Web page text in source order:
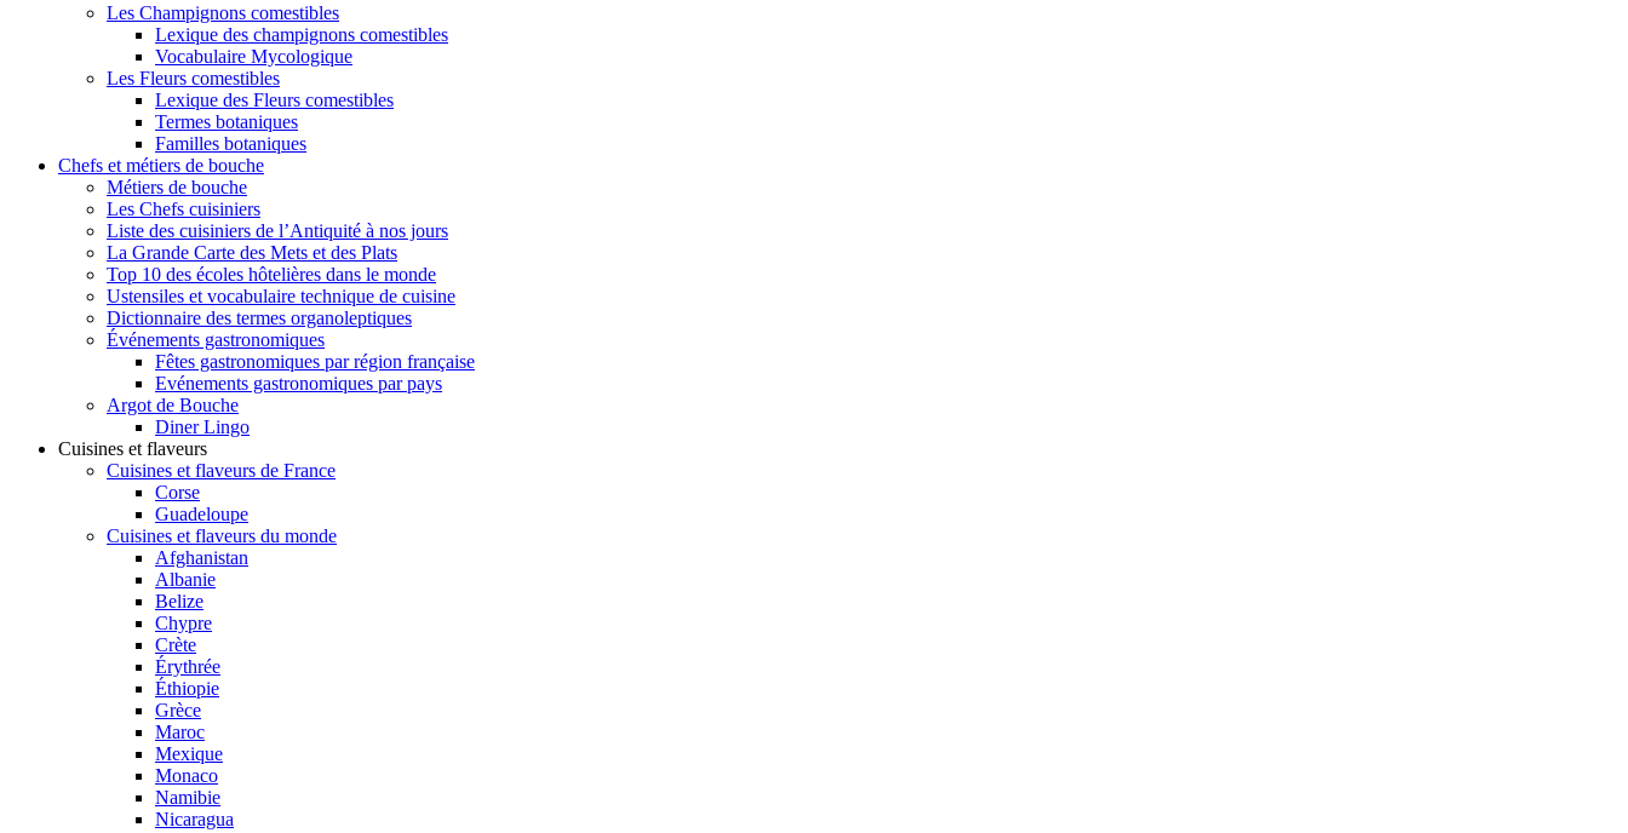
Les Champignons comestibles
Lexique des champignons comestibles
Vocabulaire Mycologique
Les Fleurs comestibles
Lexique des Fleurs comestibles
Termes botaniques
Familles botaniques
Chefs et métiers de bouche
Métiers de bouche
Les Chefs cuisiniers
Liste des cuisiniers de l’Antiquité à nos jours
La Grande Carte des Mets et des Plats
Top 10 des écoles hôtelières dans le monde
Ustensiles et vocabulaire technique de cuisine
Dictionnaire des termes organoleptiques
Événements gastronomiques
Fêtes gastronomiques par région française
Evénements gastronomiques par pays
Argot de Bouche
Diner Lingo
Cuisines et flaveurs
Cuisines et flaveurs de France
Corse
Guadeloupe
Cuisines et flaveurs du monde
Afghanistan
Albanie
Belize
Chypre
Crète
Érythrée
Éthiopie
Grèce
Maroc
Mexique
Monaco
Namibie
Nicaragua